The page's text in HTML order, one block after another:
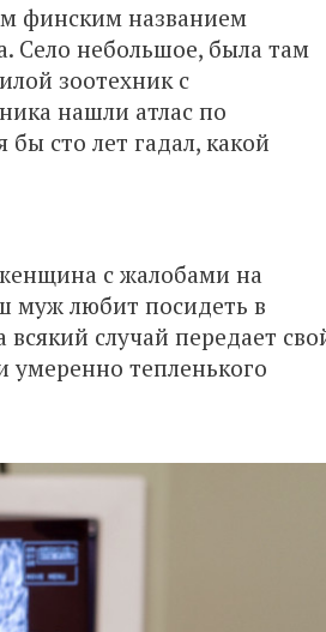
финским названием
Село небольшое, была там
зоотехник с
нашли атлас по
бы сто лет гадал, какой
с жалобами на
муж любит посидеть в
случай передает
тепленького